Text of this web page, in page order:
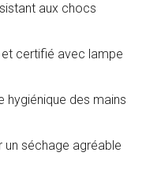
aux chocs
et certifié avec lampe
hygiénique des mains
un séchage agréable